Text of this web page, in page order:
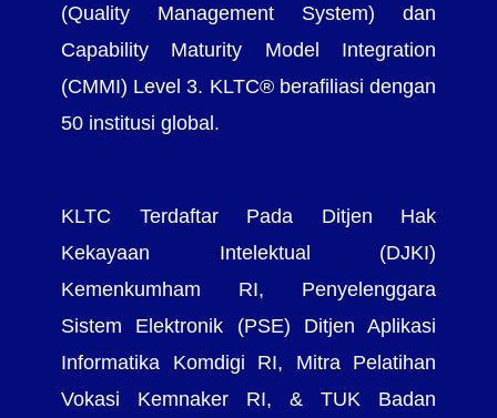
(Quality Management System) dan
Capability Maturity Model Integration
(CMMI) Level 3. KLTC® berafiliasi dengan
50 institusi global.
KLTC Terdaftar Pada Ditjen Hak
Kekayaan Intelektual (DJKI)
Kemenkumham RI, Penyelenggara
Sistem Elektronik (PSE) Ditjen Aplikasi
Informatika Komdigi RI, Mitra Pelatihan
Vokasi Kemnaker RI, & TUK Badan